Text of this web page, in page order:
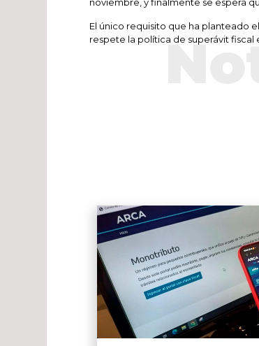
El único requisito que ha planteado
respete la política de superávit fiscal